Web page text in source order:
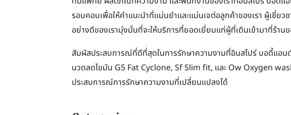
รอบคอบเพื่อให้คำแนะนำที่แม่นยำและแม่นเจต่อลูกค้าของเรา ผู้เชี่ย
อย่างดีของเรามุ่งมั่นที่จะให้บริการที่ยอดเยี่ยมแก่ผู้ที่เดินเข้ามาที่ร้านข
สัมผัสประสบการณ์ที่ดีที่สุดในการรักษาความงามที่อินสไปร์ บอดี้แอน
นวดลดไขมัน G5 Fat Cyclone, Sf Slim fit, และ Ow Oxygen
ประสบการณ์การรักษาความงามที่เปลี่ยนแปลงได้